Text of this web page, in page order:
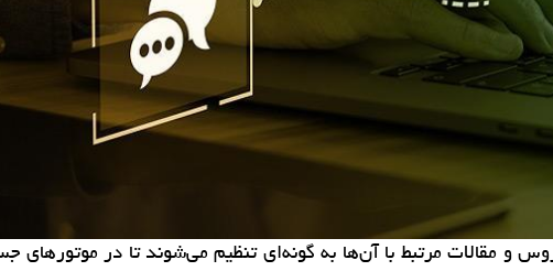
مرتبط با آن‌ها به گونه‌ای تنظیم می‌شوند تا در موتورهای